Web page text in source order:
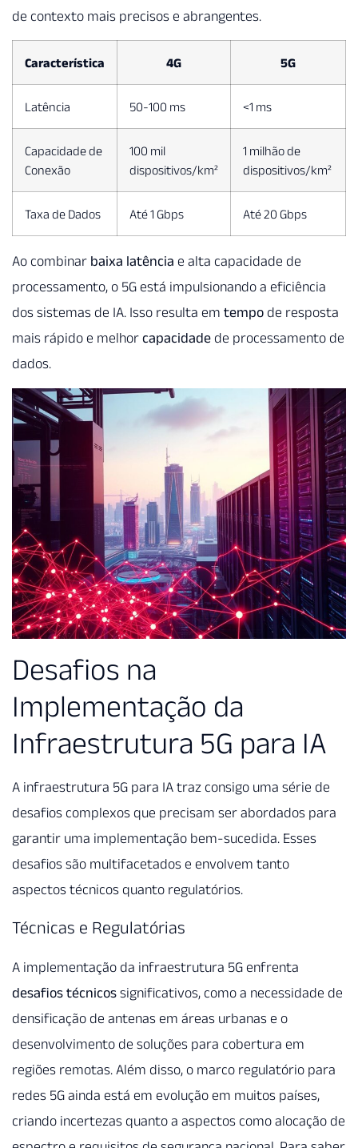
de contexto mais precisos e abrangentes.
Característica 4G 5G
Latência 50-100 ms <1 ms
Capacidade de
Conexão
100 mil
dispositivos/km²
1 milhão de
dispositivos/km²
Taxa de Dados Até 1 Gbps Até 20 Gbps
Ao combinar baixa latência e alta capacidade de
processamento, o 5G está impulsionando a eficiência
dos sistemas de IA. Isso resulta em tempo de resposta
mais rápido e melhor capacidade de processamento de
dados.
Desafios na
Implementação da
Infraestrutura 5G para IA
A infraestrutura 5G para IA traz consigo uma série de
desafios complexos que precisam ser abordados para
garantir uma implementação bem-sucedida. Esses
desafios são multifacetados e envolvem tanto
aspectos técnicos quanto regulatórios.
Técnicas e Regulatórias
A implementação da infraestrutura 5G enfrenta
desafios técnicos significativos, como a necessidade de
densificação de antenas em áreas urbanas e o
desenvolvimento de soluções para cobertura em
regiões remotas. Além disso, o marco regulatório para
redes 5G ainda está em evolução em muitos países,
criando incertezas quanto a aspectos como alocação de